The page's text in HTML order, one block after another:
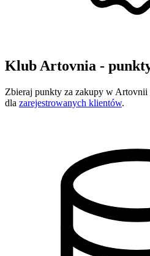
Klub Artovnia -
Zbieraj punkty za zakupy w
dla zarejestrowanych klientów.